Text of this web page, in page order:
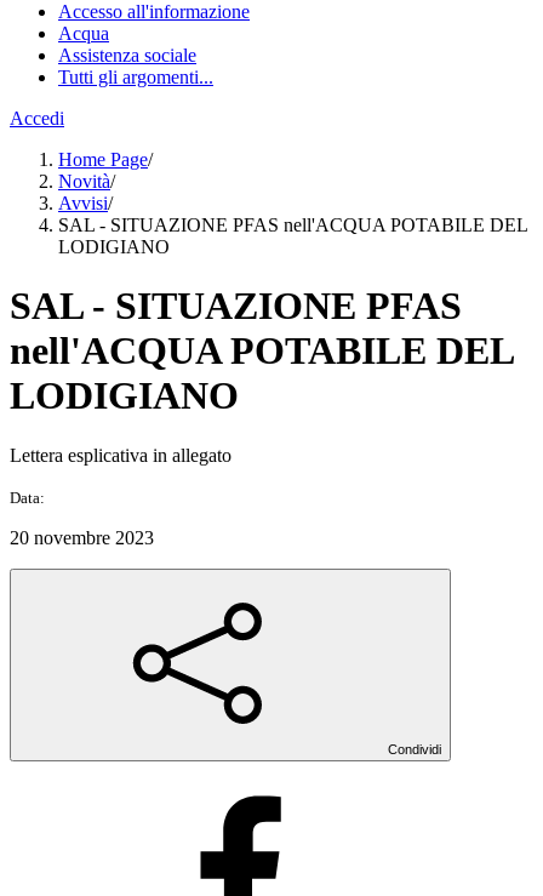
Accesso all'informazione
Acqua
Assistenza sociale
Tutti gli argomenti...
Accedi
Home Page/
Novità/
Avvisi/
SAL - SITUAZIONE PFAS nell'ACQUA POTABILE DEL
LODIGIANO
SAL - SITUAZIONE PFAS
nell'ACQUA POTABILE DEL
LODIGIANO
Lettera esplicativa in allegato
Data:
20 novembre 2023
Condividi